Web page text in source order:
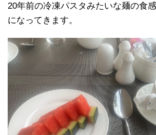
20年前の冷凍パスタみたいな麺の食
になってきます。